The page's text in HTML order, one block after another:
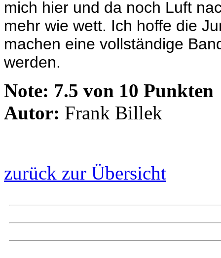
mich hier und da noch Luft
mehr wie wett. Ich hoffe die
machen eine vollständige
werden.
Note: 7.5 von 10 Punkten
Autor: Frank Billek
zurück zur Übersicht